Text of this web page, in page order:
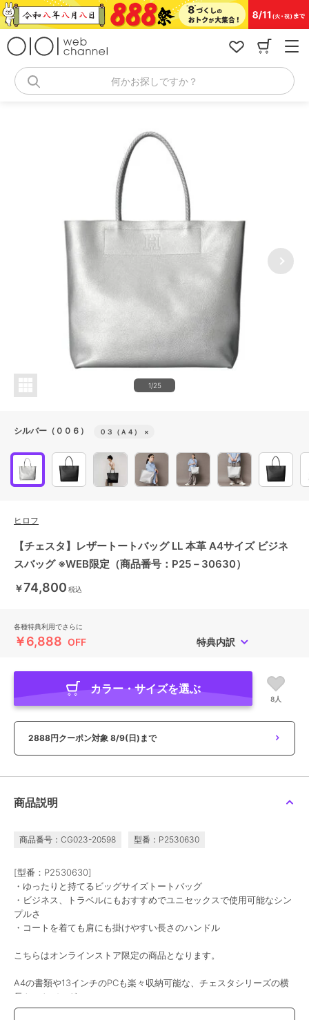
コ
ン
何かお探しですか？
1/25
シルバー（００６） ０３（Ａ４） ×
ヒロフ
【チェスタ】レザートートバッグ LL 本革 A4サイズ ビジネ
スバッグ ※WEB限定（商品番号：P25－30630）
￥74,800 税込
各種特典利用でさらに
￥6,888 OFF 特典内訳
カラー・サイズを選ぶ
8人
2888円クーポン対象 8/9(日)まで
商品説明
商品番号：CG023-20598 型番：P2530630
[型番：P2530630]
・ゆったりと持てるビッグサイズトートバッグ
・ビジネス、トラベルにもおすすめでユニセックスで使用可能なシン
プルさ
・コートを着ても肩にも掛けやすい長さのハンドル
こちらはオンラインストア限定の商品となります。
A4の書類や13インチのPCも楽々収納可能な、チェスタシリーズの横
長トートバッグ。
マチもしっかりあるため荷物がたっぷり入ります。